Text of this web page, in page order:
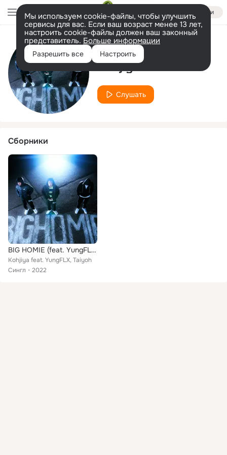
Войти
Мы используем cookie-файлы, чтобы улучшить
сервисы для вас. Если ваш возраст менее 13 лет,
настроить cookie-файлы должен ваш законный
представитель. Больше информации
Разрешить все Настроить
Исполнитель
Kohjiya
Слушать
Сборники
BIG HOMIE (feat. YungFLX & Taiyoh)
Kohjiya feat. YungFLX, Taiyoh
Сингл
2022